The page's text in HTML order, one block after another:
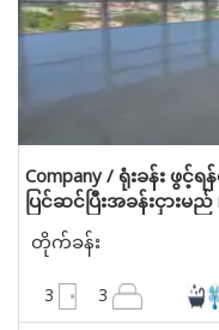
Company / ရုံးခန်း ဖွ
ပြင်ဆင်ပြီးအခန်းငှားမည်
တိုက်ခန်း
3 3